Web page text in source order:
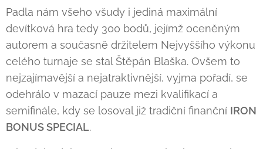
Padla nám všeho všudy i jediná maximální
devítková hra tedy 300 bodů, jejímž oceněným
autorem a současně držitelem Nejvyššího výkonu
celého turnaje se stal Štěpán Blaška. Ovšem to
nejzajímavější a nejatraktivnější, vyjma pořadí, se
odehrálo v mazací pauze mezi kvalifikací a
semifinále, kdy se losoval již tradiční finanční IRON
BONUS SPECIAL.